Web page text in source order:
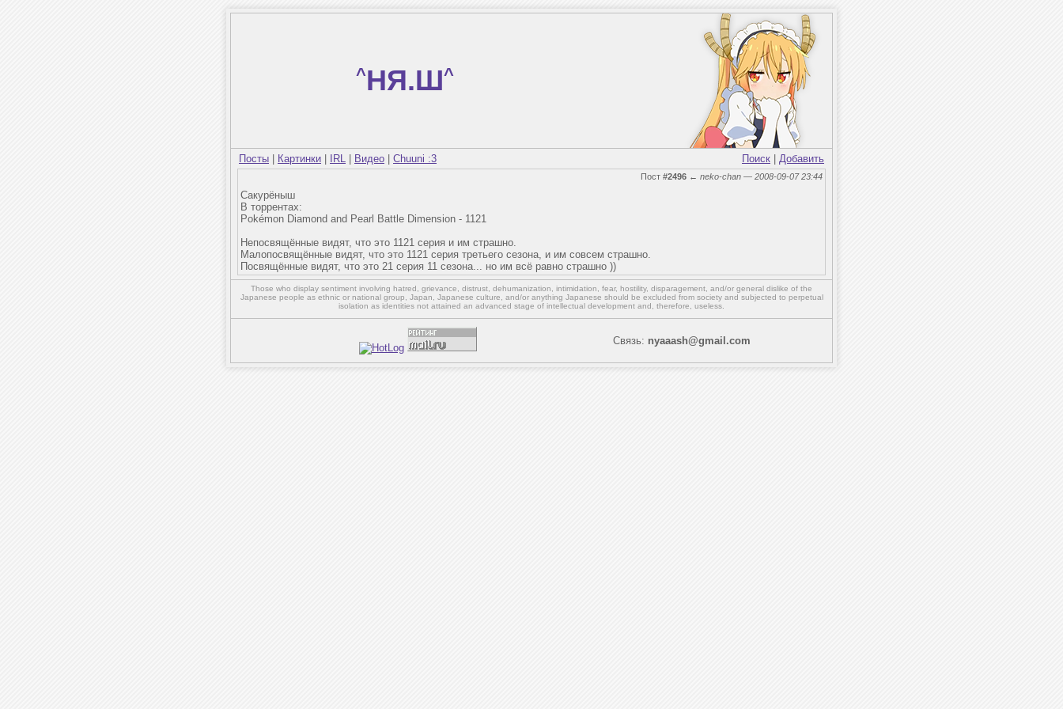
^НЯ.Ш^
Посты Картинки IRL Видео Chuuni :3 Поиск Добавить
Пост #2496 ← neko-chan — 2008-09-07 23:44
Сакурёныш
В торрентах:
Pokémon Diamond and Pearl Battle Dimension - 1121
Непосвящённые видят, что это 1121 серия и им страшно.
Малопосвящённые видят, что это 1121 серия третьего сезона, и им совсем страшно.
Посвящённые видят, что это 21 серия 11 сезона... но им всё равно страшно ))
Those who display sentiment involving hatred, grievance, distrust, dehumanization, intimidation, fear, hostility, disparagement, and/or general dislike of the
Japanese people as ethnic or national group, Japan, Japanese culture, and/oranything Japanese should be excluded from society and subjected to perpetual
isolation as identities not attained an advanced stage of intellectual development and, therefore, useless.
Связь: nyaaash@gmail.com